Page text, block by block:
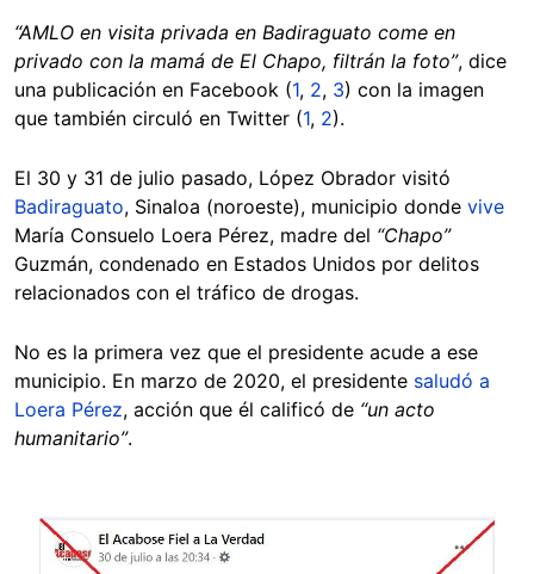
“AMLO en visita privada en Badiraguato come en
privado con la mamá de El Chapo, filtrán la foto”, dice
una publicación en Facebook (1, 2, 3) con la imagen
que también circuló en Twitter (1, 2).
El 30 y 31 de julio pasado, López Obrador visitó
Badiraguato, Sinaloa (noroeste), municipio donde vive
María Consuelo Loera Pérez, madre del “Chapo”
Guzmán, condenado en Estados Unidos por delitos
relacionados con el tráfico de drogas.
No es la primera vez que el presidente acude a ese
municipio. En marzo de 2020, el presidente saludó a
Loera Pérez, acción que él calificó de “un acto
humanitario”.
Image